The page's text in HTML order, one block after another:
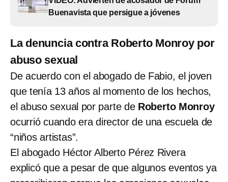
Buenavista que persigue a jóvenes
La denuncia contra Roberto Monroy por
abuso sexual
De acuerdo con el abogado de Fabio, el joven
que tenía 13 años al momento de los hechos,
el abuso sexual por parte de Roberto Monroy
ocurrió cuando era director de una escuela de
“niños artistas”.
El abogado Héctor Alberto Pérez Rivera
explicó que a pesar de que algunos eventos ya